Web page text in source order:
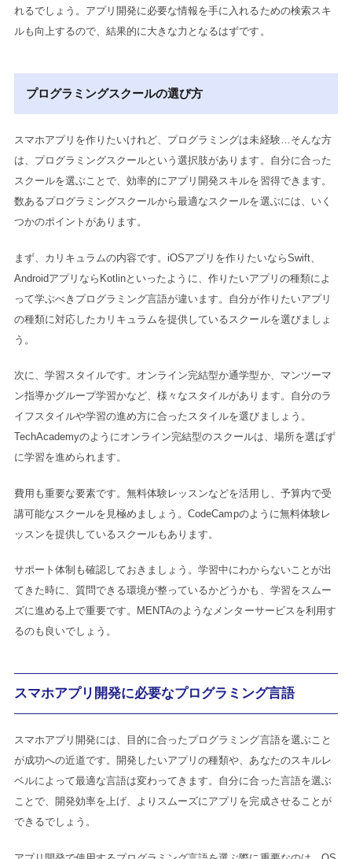
れるでしょう。アプリ開発に必要な情報を手に入れるための検索スキ
ルも向上するので、結果的に大きな力となるはずです。
プログラミングスクールの選び方
スマホアプリを作りたいけれど、プログラミングは未経験…そんな方
は、プログラミングスクールという選択肢があります。自分に合った
スクールを選ぶことで、効率的にアプリ開発スキルを習得できます。
数あるプログラミングスクールから最適なスクールを選ぶには、いく
つかのポイントがあります。
まず、カリキュラムの内容です。iOSアプリを作りたいならSwift、
AndroidアプリならKotlinといったように、作りたいアプリの種類によ
って学ぶべきプログラミング言語が違います。自分が作りたいアプリ
の種類に対応したカリキュラムを提供しているスクールを選びましょ
う。
次に、学習スタイルです。オンライン完結型か通学型か、マンツーマ
ン指導かグループ学習かなど、様々なスタイルがあります。自分のラ
イフスタイルや学習の進め方に合ったスタイルを選びましょう。
TechAcademyのようにオンライン完結型のスクールは、場所を選ばず
に学習を進められます。
費用も重要な要素です。無料体験レッスンなどを活用し、予算内で受
講可能なスクールを見極めましょう。CodeCampのように無料体験レ
ッスンを提供しているスクールもあります。
サポート体制も確認しておきましょう。学習中にわからないことが出
てきた時に、質問できる環境が整っているかどうかも、学習をスムー
ズに進める上で重要です。MENTAのようなメンターサービスを利用す
るのも良いでしょう。
スマホアプリ開発に必要なプログラミング言語
スマホアプリ開発には、目的に合ったプログラミング言語を選ぶこと
が成功への近道です。開発したいアプリの種類や、あなたのスキルレ
ベルによって最適な言語は変わってきます。自分に合った言語を選ぶ
ことで、開発効率を上げ、よりスムーズにアプリを完成させることが
できるでしょう。